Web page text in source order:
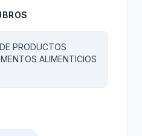
PRODUCTOS
ALIMENTICIOS